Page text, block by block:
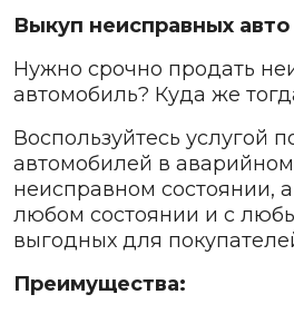
Выкуп неисправных
Нужно срочно продать
автомобиль? Куда же
Воспользуйтесь услугой
автомобилей в
неисправном состоянии,
любом состоянии и с
выгодных для
Преимущества: